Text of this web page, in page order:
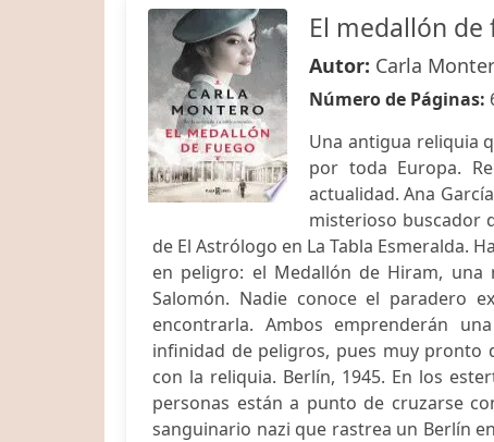
El medallón de
Autor: Carla
Número de Páginas:
Una antigua reliquia
por toda Europa.
actualidad. Ana
misterioso buscador
de El Astrólogo en La Tabla Esmeralda.
en peligro: el Medallón de Hiram,
Salomón. Nadie conoce el paradero
encontrarla. Ambos emprenderán
infinidad de peligros, pues muy pronto
con la reliquia. Berlín, 1945. En los
personas están a punto de cruzarse
sanguinario nazi que rastrea un Berlín